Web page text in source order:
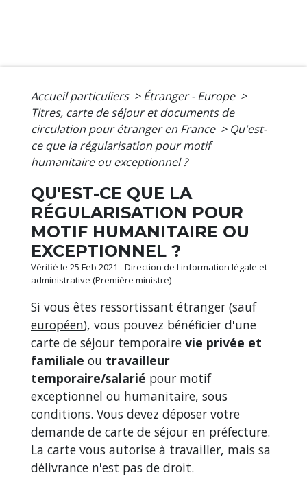
Accueil particuliers > Étranger - Europe >
Titres, carte de séjour et documents de
circulation pour étranger en France > Qu'est-
ce que la régularisation pour motif
humanitaire ou exceptionnel ?
QU'EST-CE QUE LA
RÉGULARISATION POUR
MOTIF HUMANITAIRE OU
EXCEPTIONNEL ?
Vérifié le 25 Feb 2021 - Direction de l'information légale et
administrative (Première ministre)
Si vous êtes ressortissant étranger (sauf
européen), vous pouvez bénéficier d'une
carte de séjour temporaire vie privée et
familiale ou travailleur
temporaire/salarié pour motif
exceptionnel ou humanitaire, sous
conditions. Vous devez déposer votre
demande de carte de séjour en préfecture.
La carte vous autorise à travailler, mais sa
délivrance n'est pas de droit.